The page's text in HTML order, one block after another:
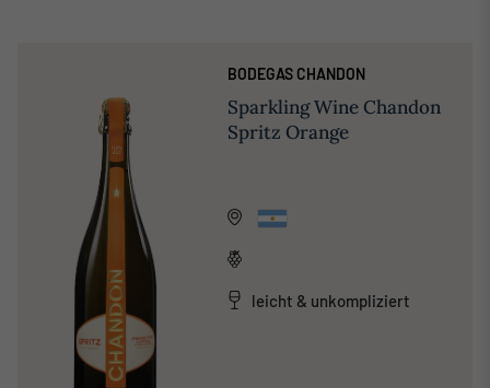
BODEGAS CHANDON
Sparkling Wine Chandon
Spritz Orange
leicht & unkompliziert